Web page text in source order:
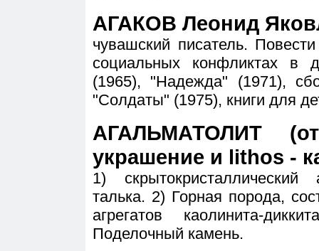
АГАКОВ Леонид
чувашский писатель.
социальных конфликтах в
(1965), "Надежда" (1971),
"Солдаты" (1975), книги для
АГАЛЬМАТОЛИТ
украшение и lithos -
1)
талька. 2) Горная порода,
агрегатов каолинита-
Поделочный камень.